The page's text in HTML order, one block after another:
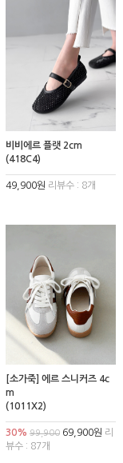
비비에르 플랫 2cm
(418C4)
49,900원 리뷰수 : 8개
[소가죽] 에르 스니커즈 4c
m
(1011X2)
30% 99,900 69,900원 리
뷰수 : 87개